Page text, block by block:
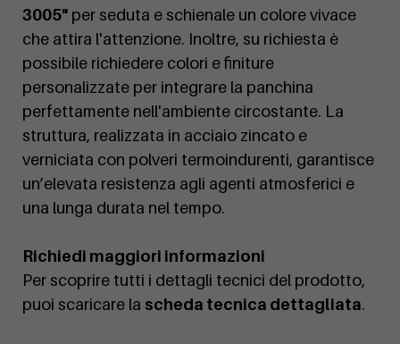
3005" per seduta e schienale un colore vivace
che attira l'attenzione. Inoltre, su richiesta è
possibile richiedere colori e finiture
personalizzate per integrare la panchina
perfettamente nell'ambiente circostante. La
struttura, realizzata in acciaio zincato e
verniciata con polveri termoindurenti, garantisce
un’elevata resistenza agli agenti atmosferici e
una lunga durata nel tempo.
Richiedi maggiori informazioni
Per scoprire tutti i dettagli tecnici del prodotto,
puoi scaricare la scheda tecnica dettagliata.